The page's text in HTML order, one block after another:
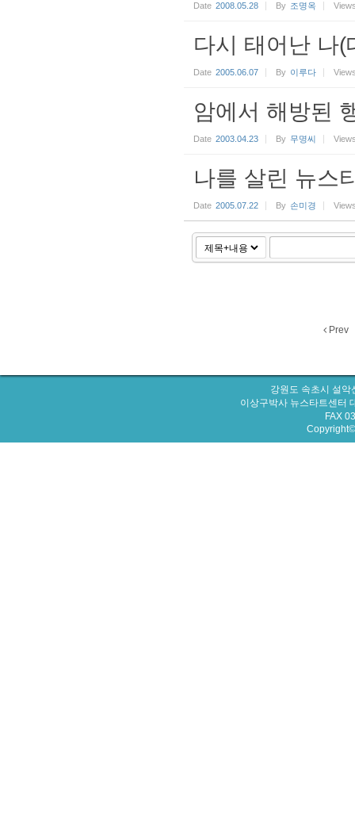
Date 2008.05.28 By 조명옥
다시 태어난 나
Date 2005.06.07 By 이루다
암에서 해방된
Date 2003.04.23 By 무명씨
나를 살린 뉴스
Date 2005.07.22 By 손미경
Prev
강원도 속초시 설
이상구박사 뉴스타트센터
FAX